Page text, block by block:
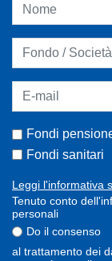
Fondi
Fondi sanitari
Leggi l'informativa
Tenuto conto
personali
Do il consenso
al trattamento dei